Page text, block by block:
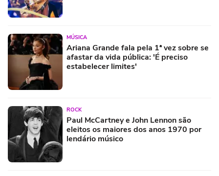
MÚSICA
Ariana Grande fala pela 1ª vez sobre se
afastar da vida pública: 'É preciso
estabelecer limites'
ROCK
Paul McCartney e John Lennon são
eleitos os maiores dos anos 1970 por
lendário músico